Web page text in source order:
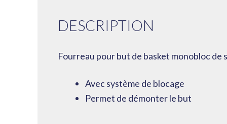
DESCRIPTION
Fourreau pour but de basket monobloc de
Avec système de blocage
Permet de démonter le but